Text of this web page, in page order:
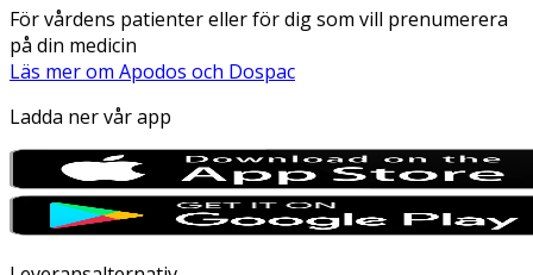
För vårdens patienter eller för dig som vill prenumerera
på din medicin
Läs mer om Apodos och Dospac
Ladda ner vår app